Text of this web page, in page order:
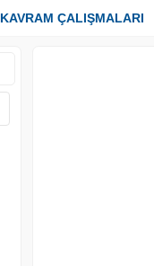
KAVRAM ÇALIŞMALARI